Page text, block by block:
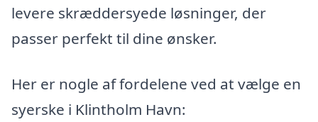
levere skræddersyede løsninger, der
passer perfekt til dine ønsker.
Her er nogle af fordelene ved at vælge en
syerske i Klintholm Havn: